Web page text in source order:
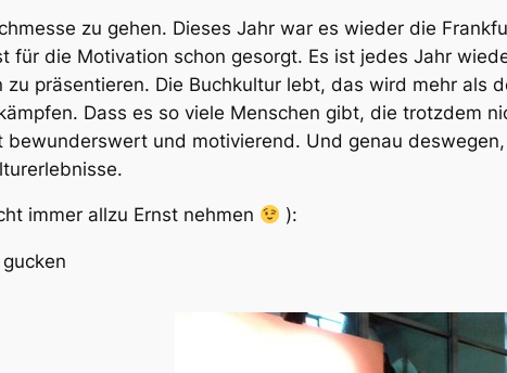
zu gehen. Dieses Jahr war es wieder die
für die Motivation schon gesorgt. Es ist jedes Jahr
präsentieren. Die Buchkultur lebt, das wird mehr als
Dass es so viele Menschen gibt, die trotzdem
und motivierend. Und genau
immer allzu Ernst nehmen ):